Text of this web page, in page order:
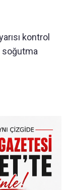
kontrol
soğutma